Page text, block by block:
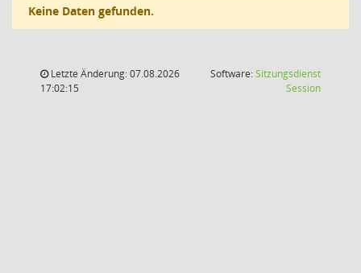
Keine Daten gefunden.
Letzte Änderung: 07.08.2026
17:02:15
Software:Sitzungsdienst
Session(Wird in